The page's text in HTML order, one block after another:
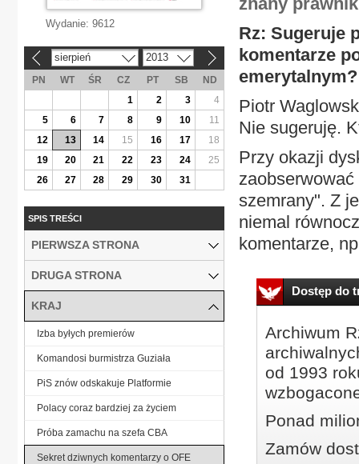
Rz: Sugeruje
komentarze
emerytalnym?
Piotr
Nie sugeruję.
Przy okazji
szemrany". Z
niemal
komentarze,
Dostęp do
Archiwum
od 1993
Ponad
Zamów
Wydanie: 9612
sierpień 2013
PN WT ŚR CZ PT SB
ND
1
2 3
4
5
6 7 8 9 10
11
12
13 14 15 16 17
18
19
20 21 22 23 24
25
26
27 28 29 30 31
SPIS TREŚCI
PIERWSZA STRONA
DRUGA STRONA
KRAJ
Izba byłych premierów
Komandosi burmistrza Guziała
PiS znów odskakuje Platformie
Polacy coraz bardziej za życiem
Próba zamachu na szefa CBA
Sekret dziwnych komentarzy o OFE